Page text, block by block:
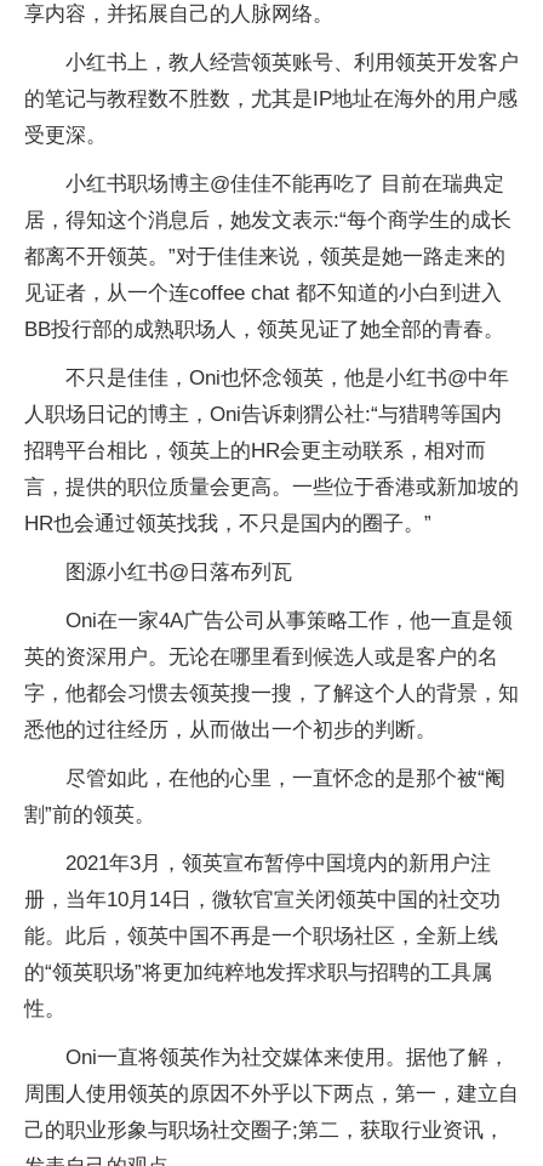
享内容，并拓展自己的人脉网络。
小红书上，教人经营领英账号、利用领英开发客户
的笔记与教程数不胜数，尤其是IP地址在海外的用户感
受更深。
小红书职场博主@佳佳不能再吃了 目前在瑞典定
居，得知这个消息后，她发文表示:“每个商学生的成长
都离不开领英。”对于佳佳来说，领英是她一路走来的
见证者，从一个连coffee chat 都不知道的小白到进入
BB投行部的成熟职场人，领英见证了她全部的青春。
不只是佳佳，Oni也怀念领英，他是小红书@中年
人职场日记的博主，Oni告诉刺猬公社:“与猎聘等国内
招聘平台相比，领英上的HR会更主动联系，相对而
言，提供的职位质量会更高。一些位于香港或新加坡的
HR也会通过领英找我，不只是国内的圈子。”
图源小红书@日落布列瓦
Oni在一家4A广告公司从事策略工作，他一直是领
英的资深用户。无论在哪里看到候选人或是客户的名
字，他都会习惯去领英搜一搜，了解这个人的背景，知
悉他的过往经历，从而做出一个初步的判断。
尽管如此，在他的心里，一直怀念的是那个被“阉
割”前的领英。
2021年3月，领英宣布暂停中国境内的新用户注
册，当年10月14日，微软官宣关闭领英中国的社交功
能。此后，领英中国不再是一个职场社区，全新上线
的“领英职场”将更加纯粹地发挥求职与招聘的工具属
性。
Oni一直将领英作为社交媒体来使用。据他了解，
周围人使用领英的原因不外乎以下两点，第一，建立自
己的职业形象与职场社交圈子;第二，获取行业资讯，